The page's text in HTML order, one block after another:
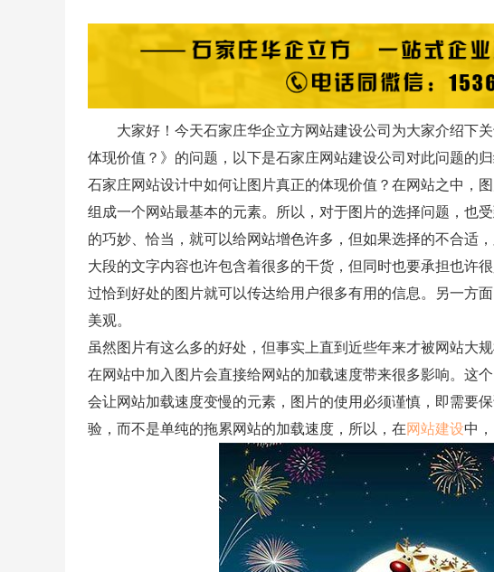
大家好！今天石家庄华企立方网站建设公司为大家介绍下
体现价值？》的问题，以下是石家庄网站建设公司对此问题的
石家庄网站设计中如何让图片真正的体现价值？在网站之中，
组成一个网站最基本的元素。所以，对于图片的选择问题，也
的巧妙、恰当，就可以给网站增色许多，但如果选择的不合适
大段的文字内容也许包含着很多的干货，但同时也要承担也许
过恰到好处的图片就可以传达给用户很多有用的信息。另一方
美观。
虽然图片有这么多的好处，但事实上直到近些年来才被网站大
在网站中加入图片会直接给网站的加载速度带来很多影响。这
会让网站加载速度变慢的元素，图片的使用必须谨慎，即需要
验，而不是单纯的拖累网站的加载速度，所以，在网站建设中